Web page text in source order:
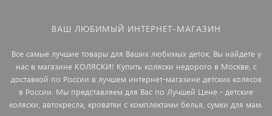
ВАШ ЛЮБИМЫЙ ИНТЕРНЕТ-МАГАЗИН
Все самые лучшие товары для Ваших любимых деток, Вы найдете у
нас в магазине КОЛЯСКИ! Купить коляски недорого в Москве, с
доставкой по России в лучшем интернет-магазине детских колясок
в России. Мы представляем для Вас по Лучшей Цене - детские
коляски, автокресла, кроватки с комплектами белья, сумки для мам.